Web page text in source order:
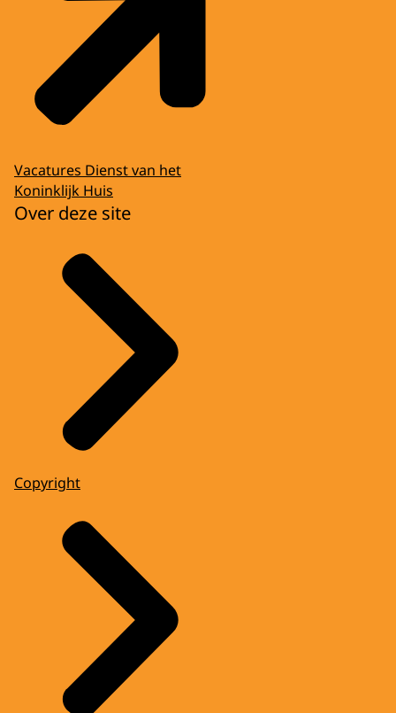
Vacatures Dienst van het
Koninklijk Huis
Over deze site
Copyright